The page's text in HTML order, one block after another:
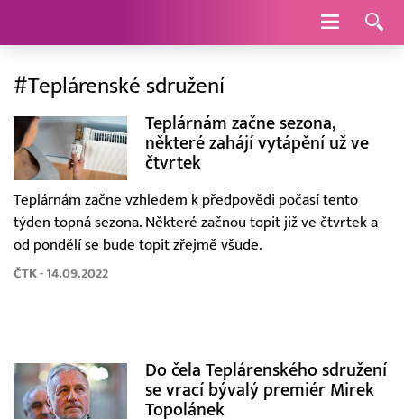
Navigace
#Teplárenské sdružení
Teplárnám začne sezona,
některé zahájí vytápění už ve
čtvrtek
Teplárnám začne vzhledem k předpovědi počasí tento
týden topná sezona. Některé začnou topit již ve čtvrtek a
od pondělí se bude topit zřejmě všude.
ČTK - 14.09.2022
Do čela Teplárenského sdružení
se vrací bývalý premiér Mirek
Topolánek